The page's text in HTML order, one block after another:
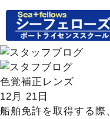
色覚補正レンズ
12月
21日
船舶免許を取得する際